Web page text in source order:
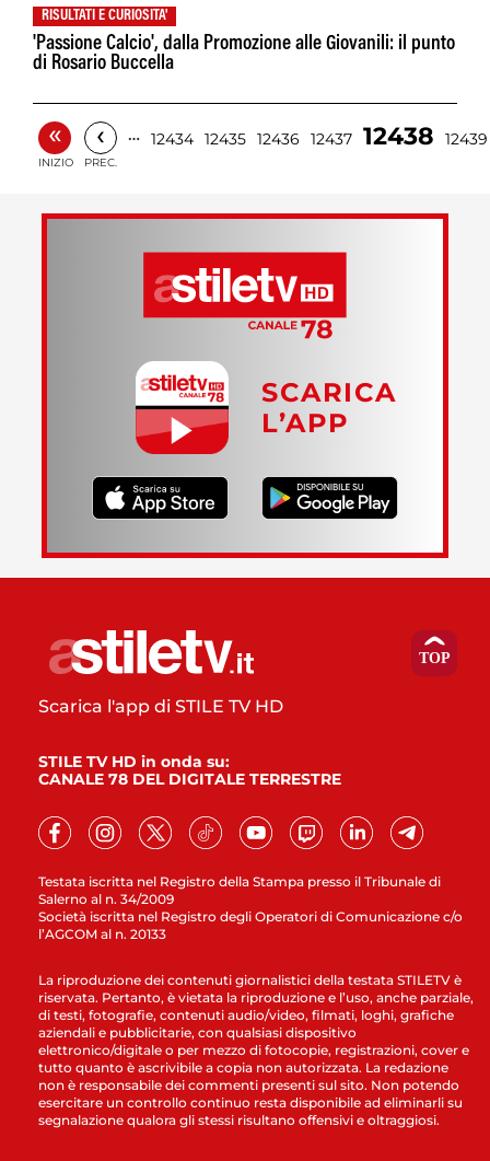
RISULTATI E CURIOSITA'
'Passione Calcio', dalla Promozione alle Giovanili: il punto
di Rosario Buccella
«
INIZIO
‹
PREC.
… 12434 12435 12436 12437 12438 12439
SCARICA
L’APP
Testata iscritta nel Registro della Stampa presso il Tribunale di
Salerno al n. 34/2009
Società iscritta nel Registro degli Operatori di Comunicazione c/o
l’AGCOM al n. 20133
Scarica l'app di STILE TV HD
STILE TV HD in onda su:
CANALE 78 DEL DIGITALE TERRESTRE
La riproduzione dei contenuti giornalistici della testata STILETV è
riservata. Pertanto, è vietata la riproduzione e l’uso, anche parziale,
di testi, fotografie, contenuti audio/video, filmati, loghi, grafiche
aziendali e pubblicitarie, con qualsiasi dispositivo
elettronico/digitale o per mezzo di fotocopie, registrazioni, cover e
tutto quanto è ascrivibile a copia non autorizzata. La redazione
non è responsabile dei commenti presenti sul sito. Non potendo
esercitare un controllo continuo resta disponibile ad eliminarli su
segnalazione qualora gli stessi risultano offensivi e oltraggiosi.